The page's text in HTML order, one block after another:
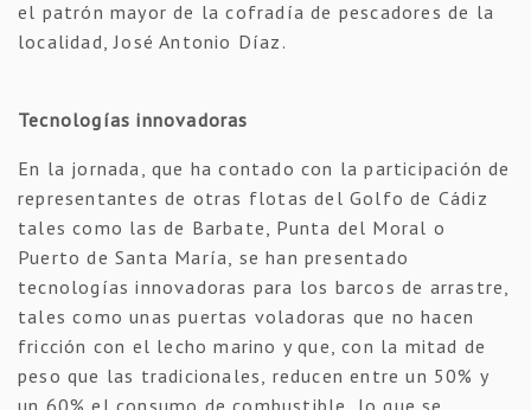
el patrón mayor de la cofradía de pescadores de la
localidad, José Antonio Díaz.
Tecnologías innovadoras
En la jornada, que ha contado con la participación de
representantes de otras flotas del Golfo de Cádiz
tales como las de Barbate, Punta del Moral o
Puerto de Santa María, se han presentado
tecnologías innovadoras para los barcos de arrastre,
tales como unas puertas voladoras que no hacen
fricción con el lecho marino y que, con la mitad de
peso que las tradicionales, reducen entre un 50% y